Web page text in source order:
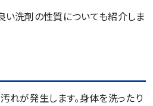
い洗剤の性質についても紹介しま
れが発生します。身体を洗ったり